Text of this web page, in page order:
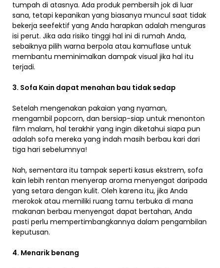
tumpah di atasnya. Ada produk pembersih jok di luar
sana, tetapi kepanikan yang biasanya muncul saat tidak
bekerja seefektif yang Anda harapkan adalah menguras
isi perut. Jika ada risiko tinggi hal ini di rumah Anda,
sebaiknya pilih warna berpola atau kamuflase untuk
membantu meminimalkan dampak visual jika hal itu
terjadi.
3. Sofa Kain dapat menahan bau tidak sedap
Setelah mengenakan pakaian yang nyaman,
mengambil popcorn, dan bersiap-siap untuk menonton
film malam, hal terakhir yang ingin diketahui siapa pun
adalah sofa mereka yang indah masih berbau kari dari
tiga hari sebelumnya!
Nah, sementara itu tampak seperti kasus ekstrem, sofa
kain lebih rentan menyerap aroma menyengat daripada
yang setara dengan kulit. Oleh karena itu, jika Anda
merokok atau memiliki ruang tamu terbuka di mana
makanan berbau menyengat dapat bertahan, Anda
pasti perlu mempertimbangkannya dalam pengambilan
keputusan.
4. Menarik benang